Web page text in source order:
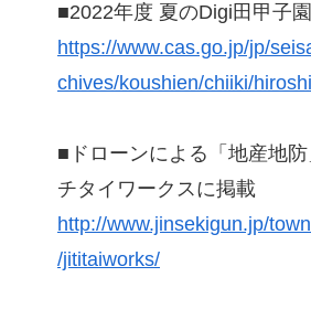
■2022年度 夏のDigi田甲子
https://www.cas.go.jp/jp/
chives/koushien/chiiki/
■ドローンによる「地産地
チタイワークスに掲載
http://www.jinsekigun.jp/
/jititaiworks/